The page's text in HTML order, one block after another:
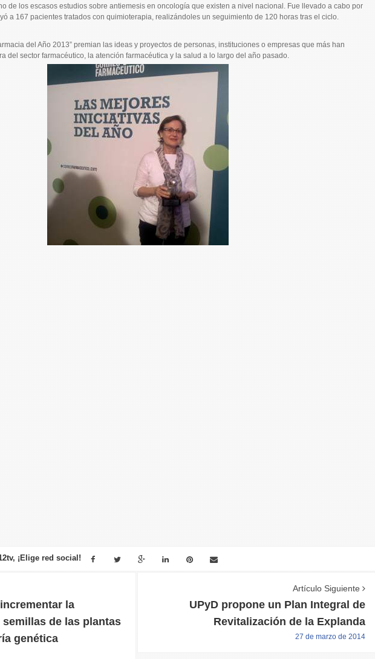
de los escasos estudios sobre antiemesis en oncología que existen a nivel nacional. Fue llevado a cabo por
a 167 pacientes tratados con quimioterapia, realizándoles un seguimiento de 120 horas tras el ciclo.
del Año 2013” premian las ideas y proyectos de personas, instituciones o empresas que más han
del sector farmacéutico, la atención farmacéutica y la salud a lo largo del año pasado.
¡Elige red social!
la
de las plantas
genética
Artículo Siguiente
UPyD propone un Plan Integral de
Revitalización de la Explanda
27 de marzo de 2014